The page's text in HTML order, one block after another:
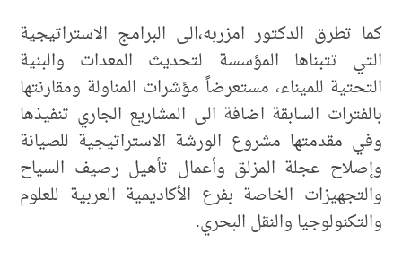
كما تطرق الدكتور امزربه،الى البرامج الاستراتيجية
التي تتبناها المؤسسة لتحديث المعدات والبنية
التحتية للميناء، مستعرضاً مؤشرات المناولة ومقارنتها
بالفترات السابقة اضافة الى المشاريع الجاري تنفيذها
وفي مقدمتها مشروع الورشة الاستراتيجية للصيانة
وإصلاح عجلة المزلق وأعمال تأهيل رصيف السياح
والتجهيزات الخاصة بفرع الأكاديمية العربية للعلوم
والتكنولوجيا والنقل البحري.